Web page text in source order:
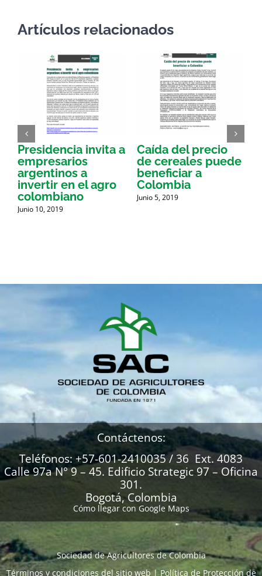
Artículos relacionados
Presidencia invita a
empresarios
argentinos a
invertir en el agro
colombiano
Junio 10, 2019
Caída del precio
de cereales puede
beneficiar a
Colombia
Junio 5, 2019
Contáctenos:
Teléfonos: +57-601-2410035 / 36 Ext. 4083
Calle 97a N° 9 – 45. Edificio Strategic 97 – Oficina
301.
Bogotá, Colombia
Cómo llegar con Google Maps
Sociedad de Agricultores de Colombia
Términos y condiciones del sitio web|Política de Protección de